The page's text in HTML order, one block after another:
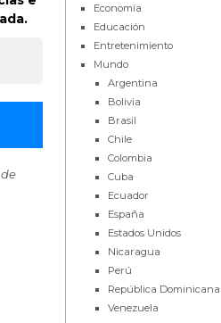
Economía
Educación
Entretenimiento
Mundo
Argentina
Bolivia
Brasil
Chile
Colombia
Cuba
Ecuador
España
Estados Unidos
Nicaragua
Perú
República Dominicana
Venezuela